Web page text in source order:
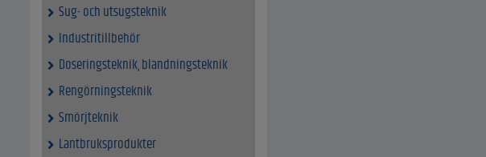
Sug- och utsugsteknik
Industritillbehör
Doseringsteknik, blandningsteknik
Rengörningsteknik
Smörjteknik
Lantbruksprodukter